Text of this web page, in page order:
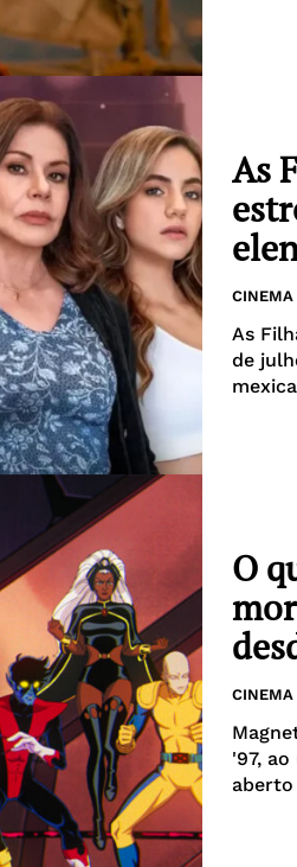
As
CINEMA
As
de
O
CINEMA
'97,
aberto